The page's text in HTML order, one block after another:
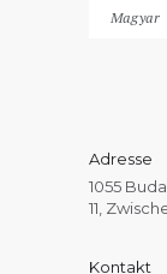
Sprache
Adresse
1055
11,
Kontakt